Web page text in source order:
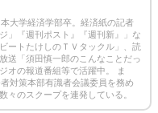
大学経済学部卒。経済紙の記者
」『週刊ポスト』『週刊新』」な
ートたけしのＴＶタックル」、読
送「須田慎一郎のこんなことだっ
オの報道番組等で活躍中。 ま
対策本部有識者会議委員を務め
々のスクープを連発している。